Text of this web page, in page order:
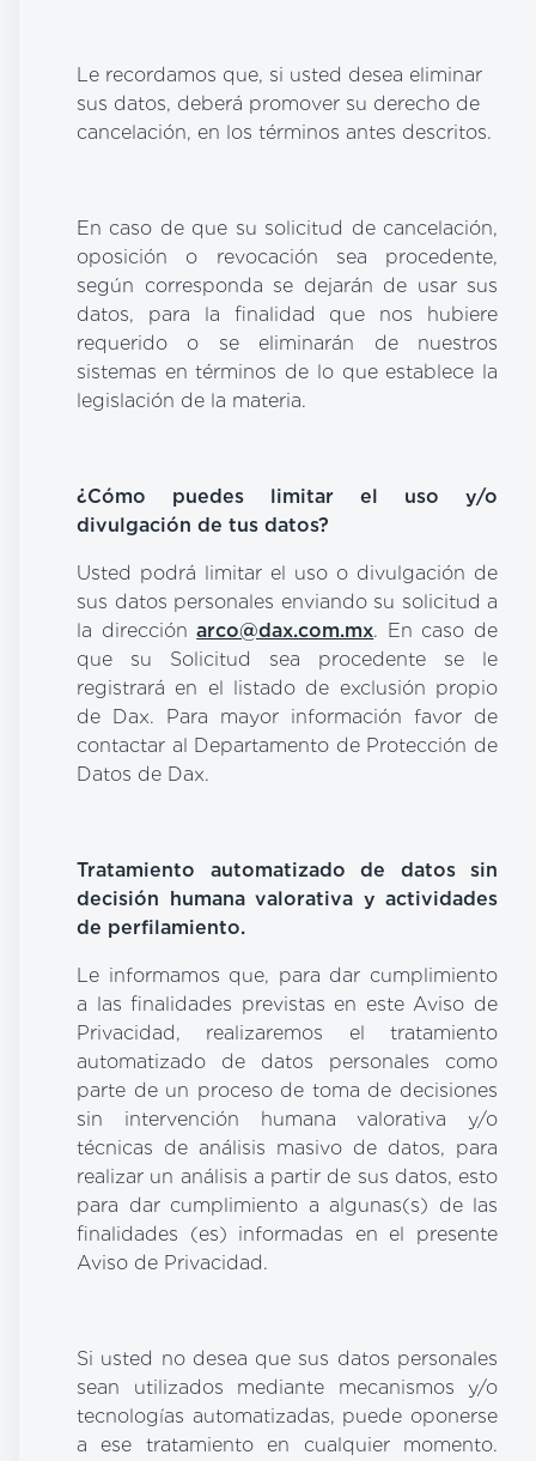
Le recordamos que, si usted desea eliminar
sus datos, deberá promover su derecho de
cancelación, en los términos antes descritos.
En caso de que su solicitud de cancelación,
oposición o revocación sea procedente,
según corresponda se dejarán de usar sus
datos, para la finalidad que nos hubiere
requerido o se eliminarán de nuestros
sistemas en términos de lo que establece la
legislación de la materia.
¿Cómo puedes limitar el uso y/o
divulgación de tus datos?
Usted podrá limitar el uso o divulgación de
sus datos personales enviando su solicitud a
la direcciónarco@dax.com.mx. En caso de
que su Solicitud sea procedente se le
registrará en el listado de exclusión propio
de Dax. Para mayor información favor de
contactar al Departamento de Protección de
Datos de Dax.
Tratamiento automatizado de datos sin
decisión humana valorativa y actividades
de perfilamiento.
Le informamos que, para dar cumplimiento
a las finalidades previstas en este Aviso de
Privacidad, realizaremos el tratamiento
automatizado de datos personales como
parte de un proceso de toma de decisiones
sin intervención humana valorativa y/o
técnicas de análisis masivo de datos, para
realizar un análisis a partir de sus datos, esto
para dar cumplimiento a algunas(s) de las
finalidades (es) informadas en el presente
Aviso de Privacidad.
Si usted no desea que sus datos personales
sean utilizados mediante mecanismos y/o
tecnologías automatizadas, puede oponerse
a ese tratamiento en cualquier momento.